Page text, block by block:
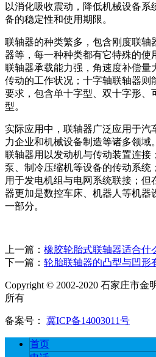
以消化吸收震动，降低机械设备
备的稳定性和使用期限。
联轴器的种类繁多，包含刚度联轴
器等，每一种种类都有它特殊的使
联轴器承载能力强，角速度补偿量
传动的工作状况；十字轴联轴器则
要求，包含单十字型、双十字形、
型。
实际应用中，联轴器广泛应用于汽
力企业和机械设备制造等诸多领域
联轴器用以发动机与传动装置连接
泵、制冷压缩机等设备的传动系统
用于发电机组与电网系统联接；但
器更加是数控车床、机器人等机器
一部分。
上一篇： 橡胶轮胎式联轴器适合什
下一篇： 轮胎联轴器的凸型与凹形
Copyright © 2002-2020 石家庄市金
所有
备案号： 冀ICP备14003011号
首页